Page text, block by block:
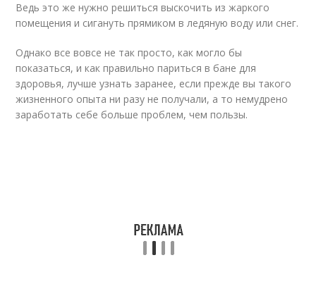
Ведь это же нужно решиться выскочить из жаркого
помещения и сигануть прямиком в ледяную воду или снег.
Однако все вовсе не так просто, как могло бы
показаться, и как правильно париться в бане для
здоровья, лучше узнать заранее, если прежде вы такого
жизненного опыта ни разу не получали, а то немудрено
заработать себе больше проблем, чем пользы.